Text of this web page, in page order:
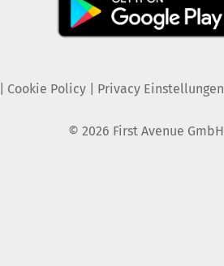
Cookie Policy| Privacy Einstellungen
© 2026 First Avenue GmbH